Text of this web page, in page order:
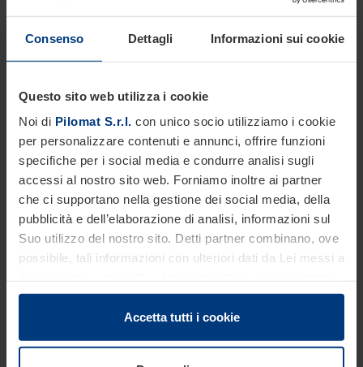
Consenso Dettagli Informazioni sui cookie
Questo sito web utilizza i cookie
Noi di Pilomat S.r.l. con unico socio utilizziamo i cookie
per personalizzare contenuti e annunci, offrire funzioni
specifiche per i social media e condurre analisi sugli
accessi al nostro sito web. Forniamo inoltre ai partner
che ci supportano nella gestione dei social media, della
pubblicità e dell’elaborazione di analisi, informazioni sul
Suo utilizzo del nostro sito. Detti partner combinano, ove
possibile, tali informazioni con ulteriori dati da Lei messi a
con il Suo impiego dei servizi offerti.
Le disposizioni di legge ci autorizzano a salvare i cookie
sul Suo dispositivo in tutti quei casi in cui essi sono
Accetta tutti i cookie
700mm
FINITURA CILINDRO IN ACCIAIO
Trattamento anti corrosione - verniciatura standard
grigio antracite
FINITURA CILINDRO IN ACCIAIO INOX
Verniciatura standard grigio antracite o satinatura
FASCIA ADESIVA RIFRANGENTE
Di serie - altezza 55mm
LINEA COLLEGAMENTO PER STRISCIA A LED
Di serie 10m (max 80m)
IP 67
RESISTENZA ALL’IMPATTO